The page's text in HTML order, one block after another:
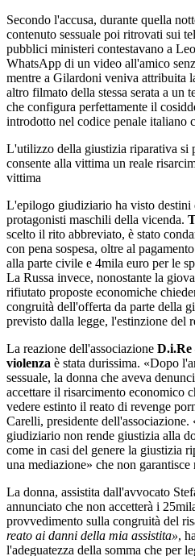
Secondo l'accusa, durante quella
contenuto sessuale poi ritrovati sui
pubblici ministeri contestavano a
WhatsApp di un video all'amico
mentre a Gilardoni veniva attribuita
altro filmato della stessa serata a un
che configura perfettamente il
introdotto nel codice penale italiano
L'utilizzo della giustizia riparativa si
consente alla vittima un reale
vittima
L'epilogo giudiziario ha visto destini
protagonisti maschili della vicenda.
scelto il rito abbreviato, è stato
con pena sospesa, oltre al
alla parte civile e 4mila euro per le
La Russa invece, nonostante la
rifiutato proposte economiche
congruità dell'offerta da parte della
previsto dalla legge, l'estinzione del
La reazione dell'associazione D.i.Re
violenza è stata durissima. «Dopo
sessuale, la donna che aveva
accettare il risarcimento economico
vedere estinto il reato di revenge
Carelli, presidente
giudiziario non rende giustizia alla
come in casi del genere la giustizia
una mediazione» che non
La donna, assistita dall'avvocato
annunciato che non accetterà i
provvedimento sulla congruità del
reato ai danni della mia assistita»,
l'adeguatezza della somma che per